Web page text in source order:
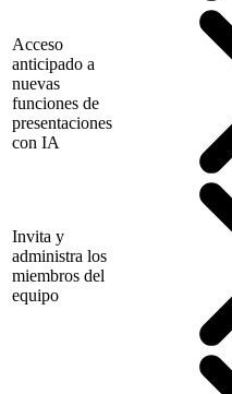
Acceso
anticipado a
nuevas
funciones de
presentaciones
con IA
Invita y
administra los
miembros del
equipo